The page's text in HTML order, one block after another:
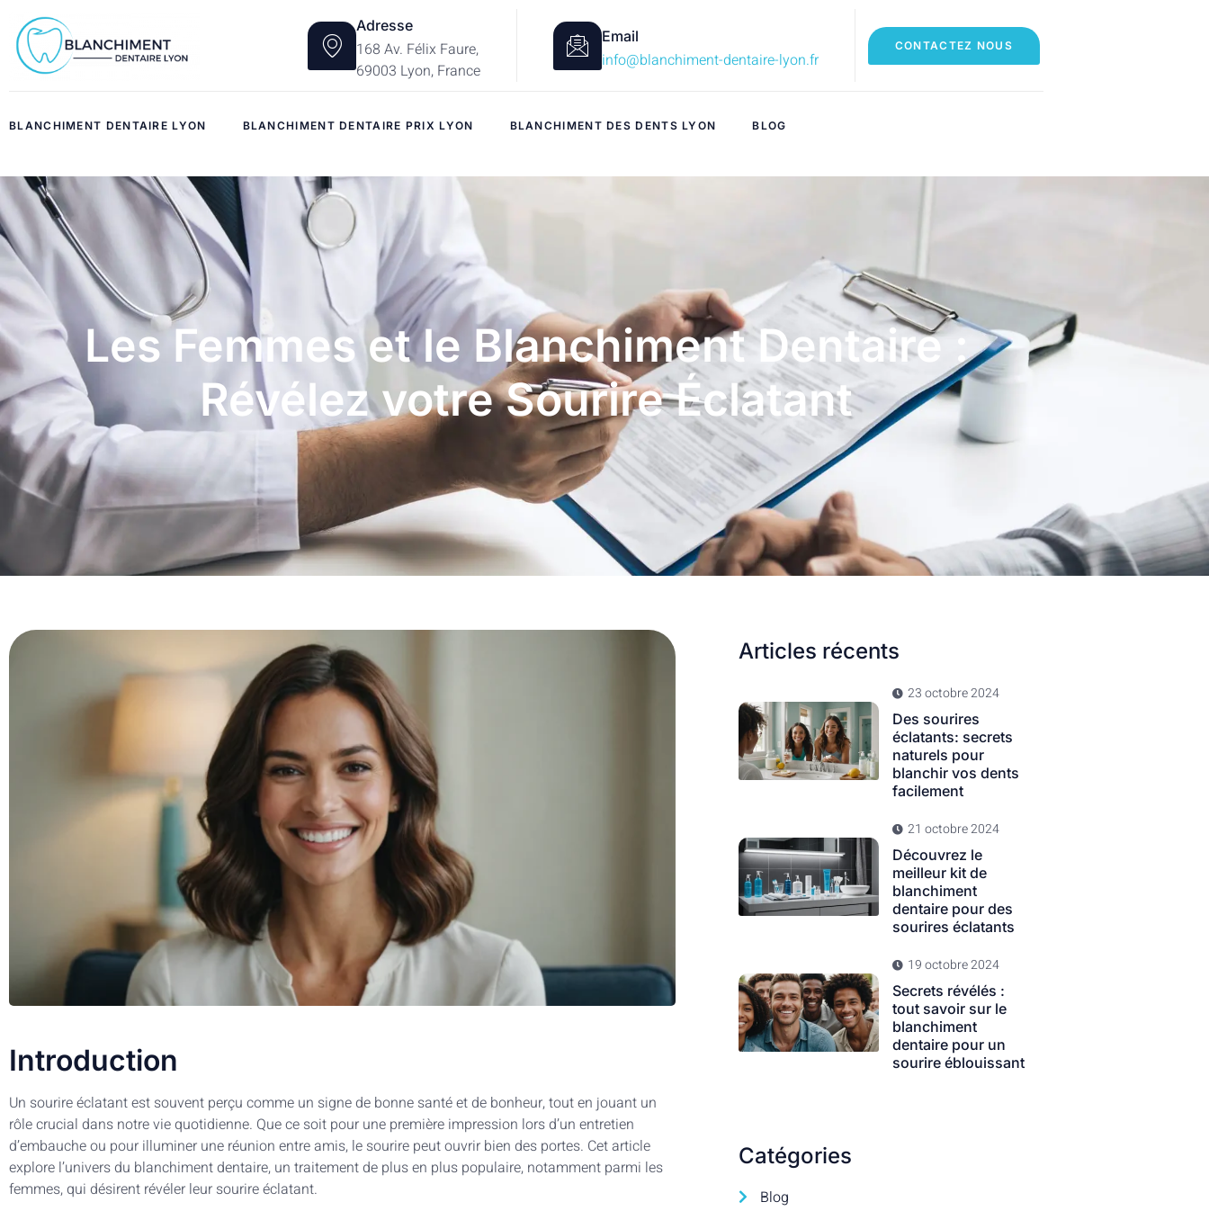
Adresse
168 Av. Félix Faure,
69003 Lyon, France
Email
info@blanchiment-dentaire-lyon.fr
CONTACTEZ NOUS
BLANCHIMENT DENTAIRE LYON BLANCHIMENT DENTAIRE PRIX LYON BLANCHIMENT DES DENTS LYON BLOG
Les Femmes et le Blanchiment Dentaire :
Révélez votre Sourire Éclatant
Introduction
Un sourire éclatant est souvent perçu comme un signe de bonne santé et de bonheur, tout en jouant un
rôle crucial dans notre vie quotidienne. Que ce soit pour une première impression lors d’un entretien
d’embauche ou pour illuminer une réunion entre amis, le sourire peut ouvrir bien des portes. Cet article
explore l’univers du blanchiment dentaire, un traitement de plus en plus populaire, notamment parmi les
femmes, qui désirent révéler leur sourire éclatant.
Articles récents
23 octobre 2024
Des sourires
éclatants: secrets
naturels pour
blanchir vos dents
facilement
21 octobre 2024
Découvrez le
meilleur kit de
blanchiment
dentaire pour des
sourires éclatants
19 octobre 2024
Secrets révélés :
tout savoir sur le
blanchiment
dentaire pour un
sourire éblouissant
Catégories
Blog